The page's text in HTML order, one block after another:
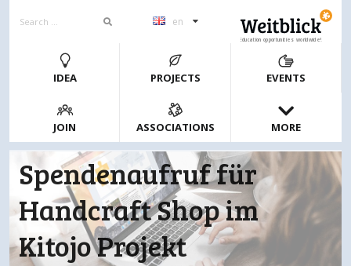
en
Education opportunities worldwide!
IDEA PROJECTS EVENTS
JOIN ASSOCIATIONS MORE
Spendenaufruf für
Handcraft Shop im
Kitojo Projekt